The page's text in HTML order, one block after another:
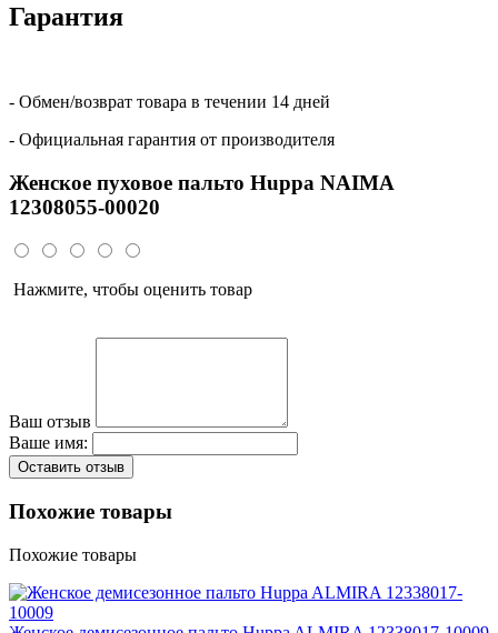
Гарантия
- Обмен/возврат товара в течении 14 дней
- Официальная гарантия от производителя
Женское пуховое пальто Huppa NAIMA
12308055-00020
Нажмите, чтобы оценить товар
Ваш отзыв
Ваше имя:
Оставить отзыв
Похожие товары
Похожие товары